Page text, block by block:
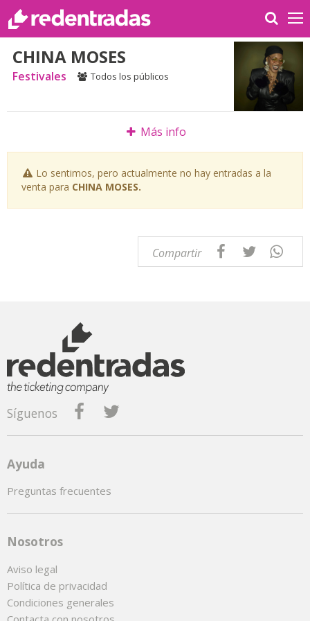
CHINA MOSES
Festivales Todos los públicos
Más info
Lo sentimos, pero actualmente no hay entradas a la
venta para CHINA MOSES.
Compartir
Síguenos
Ayuda
Preguntas frecuentes
Nosotros
Aviso legal
Política de privacidad
Condiciones generales